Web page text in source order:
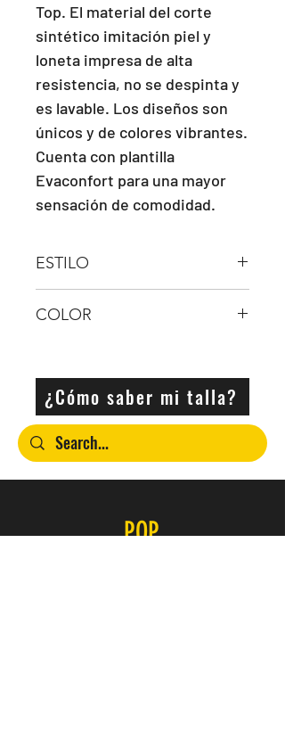
Top. El material del corte
sintético imitación piel y
loneta impresa de alta
resistencia, no se despinta y
es lavable. Los diseños son
únicos y de colores vibrantes.
Cuenta con plantilla
Evaconfort para una mayor
sensación de comodidad.
ESTILO
COLOR
¿Cómo saber mi talla?
POP